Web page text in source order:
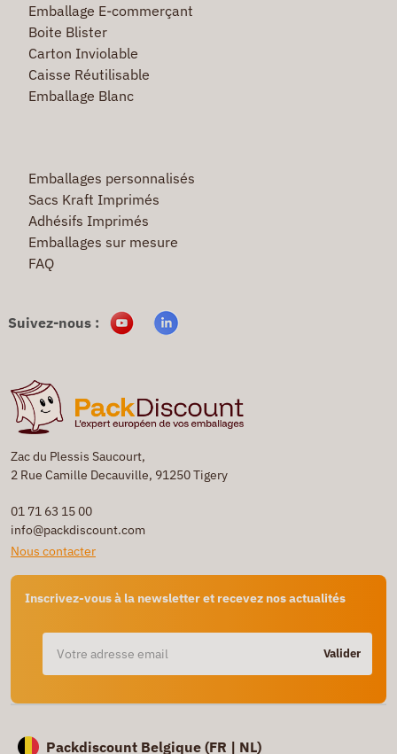
Zac du Plessis Saucourt,
2 Rue Camille Decauville, 91250 Tigery
01 71 63 15 00
info@packdiscount.com
Nous contacter
Inscrivez-vous à la newsletter et recevez nos actualités
Valider
Emballage E-commerçant
Boite Blister
Carton Inviolable
Caisse Réutilisable
Emballage Blanc
Emballages personnalisés
Sacs Kraft Imprimés
Adhésifs Imprimés
Emballages sur mesure
FAQ
Suivez-nous :
Packdiscount Belgique (FR | NL)